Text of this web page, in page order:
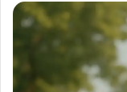
เปิด
ระบบ
รอบ
3/2567